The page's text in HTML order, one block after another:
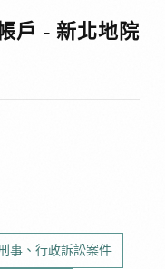
戶 - 新北地院
事、行政訴訟案件